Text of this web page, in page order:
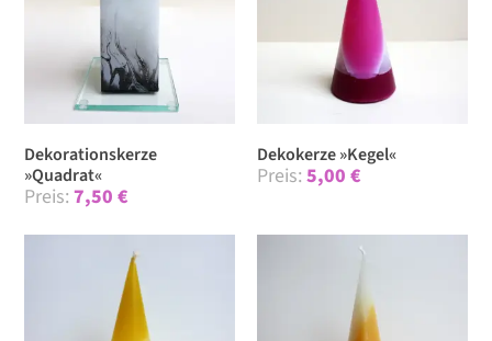
Dekorationskerze
»Quadrat«
7,50€
Dekokerze »Kegel«
5,00 €